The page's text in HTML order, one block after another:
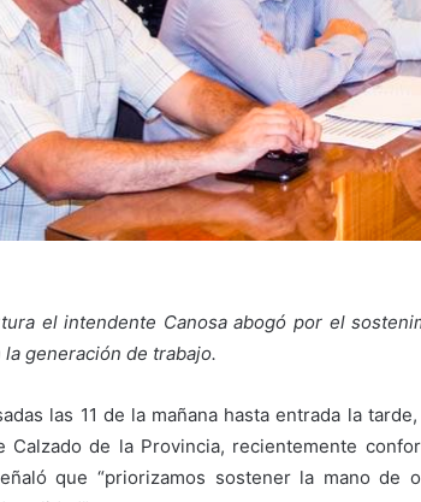
el intendente Canosa abogó por el
generación de trabajo.
las 11 de la mañana hasta entrada la
Calzado de la Provincia, recientemente
que “priorizamos sostener la mano de